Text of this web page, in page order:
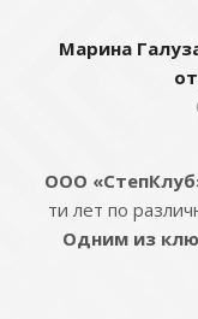
Марина
ООО
ти лет по
Одним из